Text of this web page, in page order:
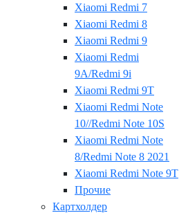
Xiaomi Redmi 7
Xiaomi Redmi 8
Xiaomi Redmi 9
Xiaomi Redmi
9A/Redmi 9i
Xiaomi Redmi 9T
Xiaomi Redmi Note
10//Redmi Note 10S
Xiaomi Redmi Note
8/Redmi Note 8 2021
Xiaomi Redmi Note 9T
Прочие
Картхолдер